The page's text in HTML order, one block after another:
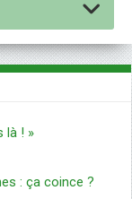
là ! »
: ça coince ?